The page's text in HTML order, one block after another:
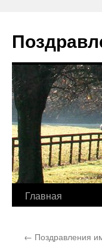
содержимому
Главная
← Поздравления